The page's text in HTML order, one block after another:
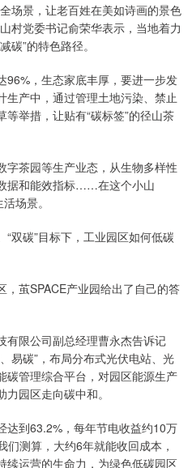
景，让老百姓在美如诗画的景色
村党委书记俞荣华表示，当地着力
碳”的特色路径。
，生态家底丰厚，要进一步发
产中，通过管理土地污染、禁止
举措，让贴有“碳标签”的径山茶
茶园等生产业态，从生物多样性
据和能效指标……在这个小山
场景。
碳”目标下，工业园区如何低碳
茧SPACE产业园给出了自己的答
限公司副总经理曹永杰告诉记
易碳”，布局分布式光伏电站、光
碳管理综合平台，对园区能源生产
园区走向碳中和。
到63.2%，每年节电收益约10万
们测算，大约6年就能收回成本，
续运营的生命力，为绿色低碳园区